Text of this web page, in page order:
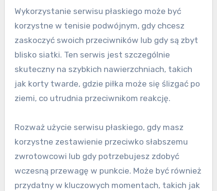
Wykorzystanie serwisu płaskiego może być
korzystne w tenisie podwójnym, gdy chcesz
zaskoczyć swoich przeciwników lub gdy są zbyt
blisko siatki. Ten serwis jest szczególnie
skuteczny na szybkich nawierzchniach, takich
jak korty twarde, gdzie piłka może się ślizgać po
ziemi, co utrudnia przeciwnikom reakcję.
Rozważ użycie serwisu płaskiego, gdy masz
korzystne zestawienie przeciwko słabszemu
zwrotowcowi lub gdy potrzebujesz zdobyć
wczesną przewagę w punkcie. Może być również
przydatny w kluczowych momentach, takich jak